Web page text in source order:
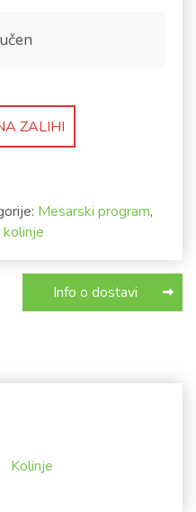
ZALIHI
Mesarski program,
kolinje
Info o dostavi
Kolinje